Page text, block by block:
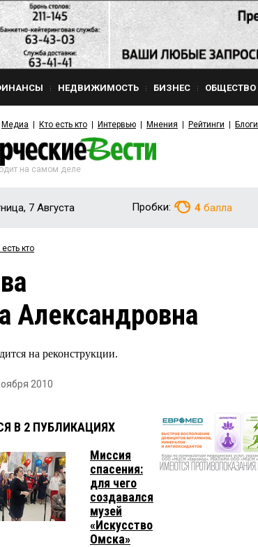
НЕДВИЖИМОСТЬ БИЗНЕС ОБЩЕСТВО
Медиа Кто есть кто Интервью Мнения Рейтинги Блоги
на самом деле
7 Августа Пробки: 4 балла
есть кто
Александровна
на реконструкции.
2010
В 2 ПУБЛИКАЦИЯХ
Миссия
спасения:
для чего
создавался
музей
«Искусство
Омска»